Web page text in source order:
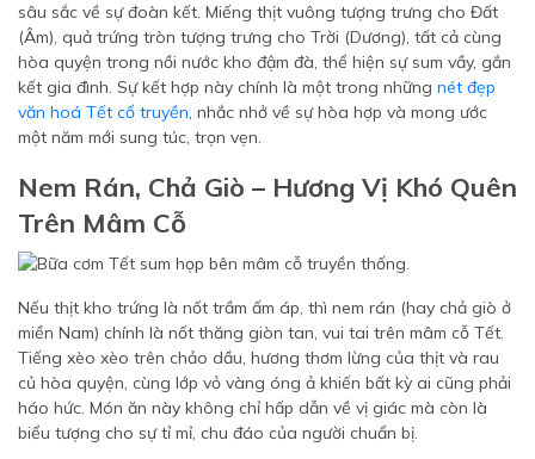
sâu sắc về sự đoàn kết. Miếng thịt vuông tượng trưng cho Đất
(Âm), quả trứng tròn tượng trưng cho Trời (Dương), tất cả cùng
hòa quyện trong nồi nước kho đậm đà, thể hiện sự sum vầy, gắn
kết gia đình. Sự kết hợp này chính là một trong những nét đẹp
văn hoá Tết cổ truyền, nhắc nhở về sự hòa hợp và mong ước
một năm mới sung túc, trọn vẹn.
Nem Rán, Chả Giò – Hương Vị Khó Quên
Trên Mâm Cỗ
Nếu thịt kho trứng là nốt trầm ấm áp, thì nem rán (hay chả giò ở
miền Nam) chính là nốt thăng giòn tan, vui tai trên mâm cỗ Tết.
Tiếng xèo xèo trên chảo dầu, hương thơm lừng của thịt và rau
củ hòa quyện, cùng lớp vỏ vàng óng ả khiến bất kỳ ai cũng phải
háo hức. Món ăn này không chỉ hấp dẫn về vị giác mà còn là
biểu tượng cho sự tỉ mỉ, chu đáo của người chuẩn bị.